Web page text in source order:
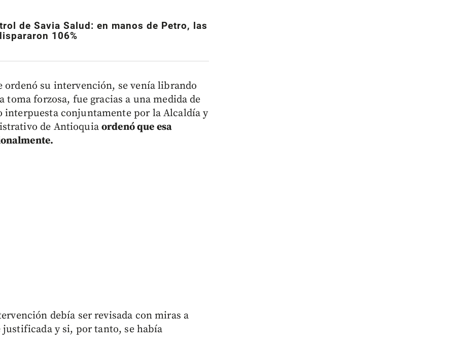
de Savia Salud: en manos de Petro, las
106%
ordenó su intervención, se venía librando
forzosa, fue gracias a una medida de
conjuntamente por la Alcaldía y
de Antioquiaordenó que esa
debía ser revisada con miras a
y si, por tanto, se había